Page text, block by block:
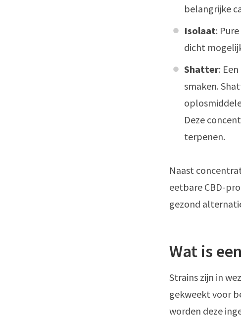
belangrijke
Isolaat:
dicht
Shatter:
smaken.
Deze
terpenen.
Naast
eetbare CBD-
gezond
Wat is
Strains zijn in
gekweekt voor
worden deze